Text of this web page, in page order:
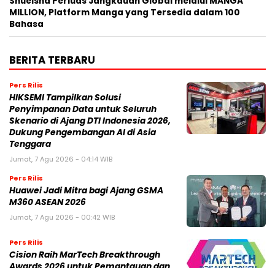
MILLION, Platform Manga yang Tersedia dalam 100
Bahasa
BERITA TERBARU
Pers Rilis
HIKSEMI Tampilkan Solusi
Penyimpanan Data untuk Seluruh
Skenario di Ajang DTI Indonesia 2026,
Dukung Pengembangan AI di Asia
Tenggara
Jumat, 7 Agu 2026 - 04:14 WIB
Pers Rilis
Huawei Jadi Mitra bagi Ajang GSMA
M360 ASEAN 2026
Jumat, 7 Agu 2026 - 00:42 WIB
Pers Rilis
Cision Raih MarTech Breakthrough